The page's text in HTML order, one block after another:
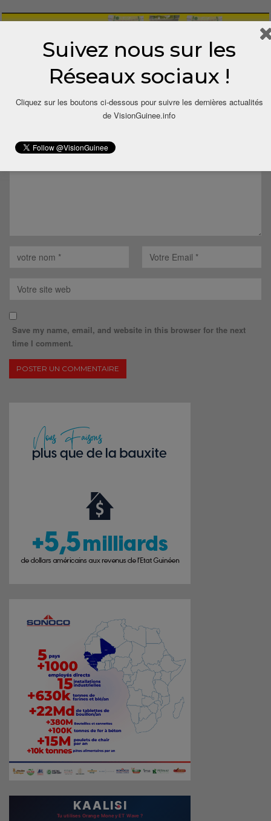
LAISSER UN COMMENTAIRE
Save my name, email, and website in this browser for the next
time I comment.
Suivez nous sur les
Réseaux sociaux !
Cliquez sur les boutons ci-dessous pour suivre les dernières actualités
de VisionGuinee.info